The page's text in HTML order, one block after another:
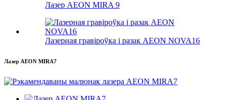
Лазер AEON MIRA 9
Лазерная гравіроўка і разак AEON NOVA16
Лазер AEON MIRA7